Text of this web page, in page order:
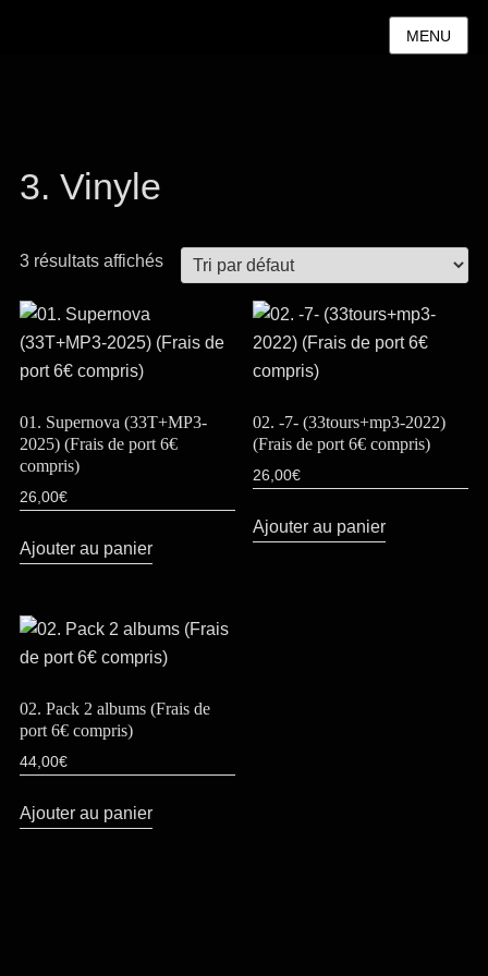
MENU
3. Vinyle
3 résultats affichés
01. Supernova (33T+MP3-
2025) (Frais de port 6€
compris)
26,00€
Ajouter au panier
02. -7- (33tours+mp3-2022)
(Frais de port 6€ compris)
26,00€
Ajouter au panier
02. Pack 2 albums (Frais de
port 6€ compris)
44,00€
Ajouter au panier